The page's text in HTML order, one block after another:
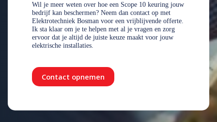
Wil je meer weten over hoe een Scope 10 keuring jouw
bedrijf kan beschermen? Neem dan contact op met
Elektrotechniek Bosman voor een vrijblijvende offerte.
Ik sta klaar om je te helpen met al je vragen en zorg
ervoor dat je altijd de juiste keuze maakt voor jouw
elektrische installaties.
Contact opnemen